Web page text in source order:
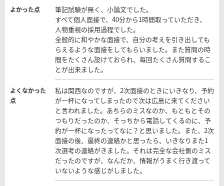
よかった点
筆記試験が無く、小論文でした。
すべて個人面接で、40分から1時間取っていただき、
人物重視の採用過程でした。
全般的に和やかな面接で、自分の考えを引き出しても
らえるような面接をしてもらいました。また質問の時
間をたくさん設けておられ、毎回たくさん質問するこ
とが出来ました。
よくなかった
点
私は関西なのですが、2次面接のときにいきなり、予約
が一杯になってしまったので次は広島に来てください
と言われました。あちらのミスなのか、もともとその
つもりだったのか、そっちから電話してくるのに、予
約が一杯になったってなに？と思いました。また、2次
面接の後、最終の連絡かと思ったら、いきなりまた1
次選考の連絡がきました。それは完全な会社側のミス
だったのですが、なんだか、情報がうまく行き渡って
いないような感じがしました。